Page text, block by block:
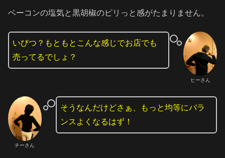
ベーコンの塩気と黒胡椒のピリっと感がたまりません。
ヒーさん
いびつ？もともとこんな感じでお店でも
売ってるでしょ？
チーさん
そうなんだけどさぁ、もっと均等にバラ
ンスよくなるはず！